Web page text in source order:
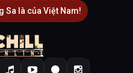
Sa là của Việt Nam!